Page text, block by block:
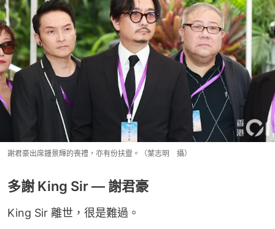
謝君豪出席鍾景輝的喪禮，亦有份扶靈。（葉志明 攝）
多謝 King Sir — 謝君豪
King Sir 離世，很是難過。